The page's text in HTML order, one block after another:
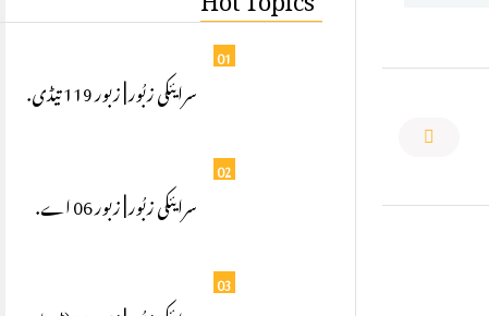
01
سرایئکی زبُور | زبور 119 تیڈی.
02
سرایئکی زبُور | زبور 06 اے.
03